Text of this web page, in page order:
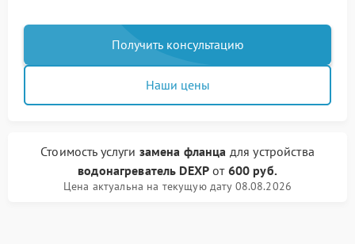
Получить консультацию
Наши цены
Стоимость услуги замена фланца для устройства
водонагреватель DEXP от 600 руб.
Цена актуальна на текущую дату 08.08.2026